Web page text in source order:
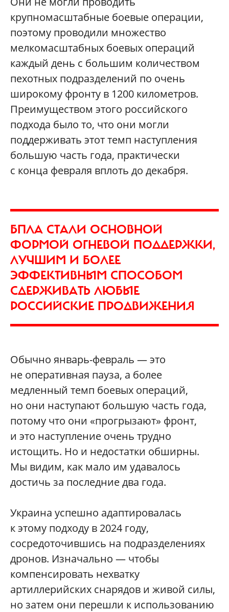
крупномасштабные боевые операции,
поэтому проводили множество
мелкомасштабных боевых операций
каждый день с большим количеством
пехотных подразделений по очень
широкому фронту в 1200 километров.
Преимуществом этого российского
подхода было то, что они могли
поддерживать этот темп наступления
большую часть года, практически
с конца февраля вплоть до декабря.
БПЛА СТАЛИ ОСНОВНОЙ
ФОРМОЙ ОГНЕВОЙ ПОДДЕРЖКИ,
ЛУЧШИМ И БОЛЕЕ
ЭФФЕКТИВНЫМ СПОСОБОМ
СДЕРЖИВАТЬ ЛЮБЫЕ
РОССИЙСКИЕ ПРОДВИЖЕНИЯ
Обычно январь-февраль — это
не оперативная пауза, а более
медленный темп боевых операций,
но они наступают большую часть года,
потому что они «прогрызают» фронт,
и это наступление очень трудно
истощить. Но и недостатки обширны.
Мы видим, как мало им удавалось
достичь за последние два года.
Украина успешно адаптировалась
к этому подходу в 2024 году,
сосредоточившись на подразделениях
дронов. Изначально — чтобы
компенсировать нехватку
артиллерийских снарядов и живой силы,
но затем они перешли к использованию